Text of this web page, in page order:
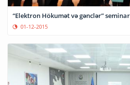
“Elektron Hökumət və gənclər”
01-12-2015